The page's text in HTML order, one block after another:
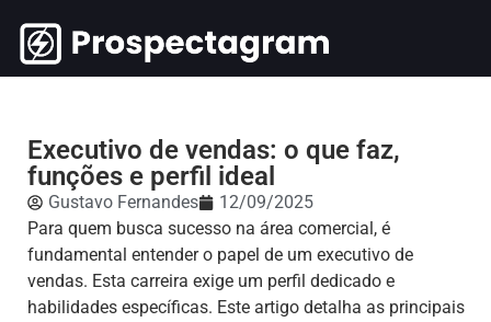
Executivo de vendas: o que faz,
funções e perfil ideal
Gustavo Fernandes
12/09/2025
Para quem busca sucesso na área comercial, é
fundamental entender o papel de um executivo de
vendas. Esta carreira exige um perfil dedicado e
habilidades específicas. Este artigo detalha as principais